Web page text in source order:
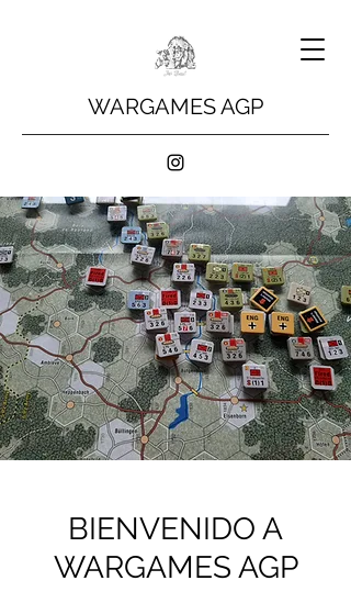
WARGAMES AGP
BIENVENIDO A
WARGAMES AGP